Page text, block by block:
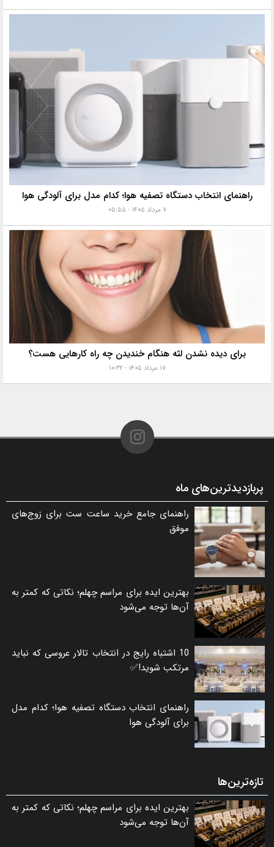
راهنمای انتخاب دستگاه تصفیه هوا؛ کدام مدل برای آلودگی هوا
۷ مرداد ۱۴۰۵ - ۰۵:۵۵
برای دیده نشدن لثه هنگام خندیدن چه راه کارهایی هست؟
۱۷ مرداد ۱۴۰۵ - ۱۰:۳۲
پربازدیدترین‌های ماه
راهنمای جامع خرید ساعت ست برای زوج‌های
موفق
بهترین ایده برای مراسم چهلم؛ نکاتی که کمتر به
آن‌ها توجه می‌شود
10 اشتباه رایج در انتخاب تالار عروسی که نباید
مرتکب شوید!✅
راهنمای انتخاب دستگاه تصفیه هوا؛ کدام مدل
برای آلودگی هوا
تازه‌ترین‌ها
بهترین ایده برای مراسم چهلم؛ نکاتی که کمتر به
آن‌ها توجه می‌شود